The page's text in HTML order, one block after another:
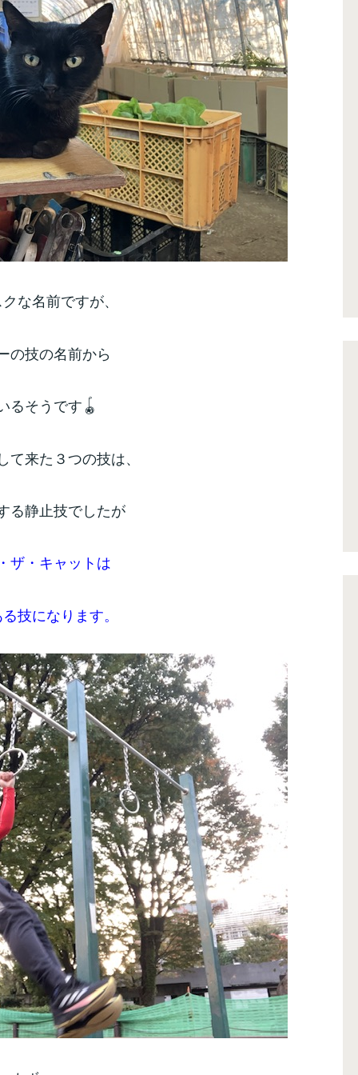
な名前ですが、
の技の名前から
るそうです🪀
て来た３つの技は、
る静止技でしたが
ザ・キャットは
技になります。